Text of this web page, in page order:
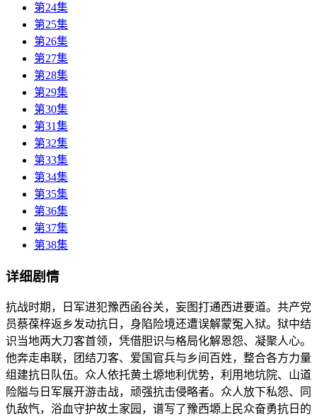
第24集
第25集
第26集
第27集
第28集
第29集
第30集
第31集
第32集
第33集
第34集
第35集
第36集
第37集
第38集
详细剧情
抗战时期，日军进犯豫西函谷关，妄图打通西进要道。共产党
员蔡葆梓返乡发动抗日，身陷险境还遭误解蒙冤入狱。狱中结
识当地两大刀客首领，凭借胆识与格局化解恩怨、凝聚人心。
他奔走串联，团结刀客、爱国官兵与乡间百姓，整合各方力量
组建抗日队伍。众人依托黄土塬地利优势，利用地坑院、山道
险隘与日军展开游击战，顽强抗击侵略者。众人放下私怨、同
仇敌忾，浴血守护故土家园，谱写了豫西塬上民众奋勇抗日的